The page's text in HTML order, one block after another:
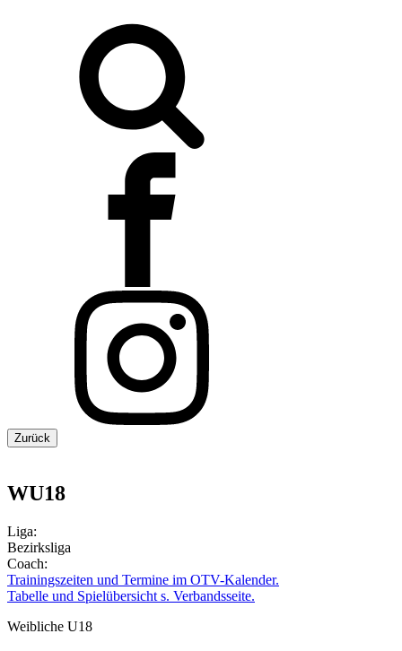
Zurück
WU18
Liga:
Bezirksliga
Coach:
Trainingszeiten und Termine im OTV-Kalender.
Tabelle und Spielübersicht s. Verbandsseite.
Weibliche U18